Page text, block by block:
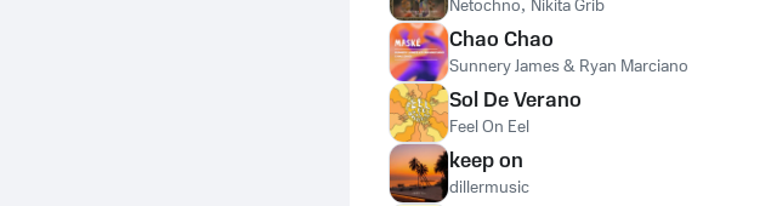
Netochno, Nikita Grib
Chao Chao
Sunnery James & Ryan Marciano
Sol De Verano
Feel On Eel
keep on
dillermusic